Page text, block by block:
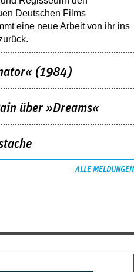
Deutschen Films
eine neue Arbeit von ihr ins
(1984)
über »Dreams«
ALLE MELDUNGEN